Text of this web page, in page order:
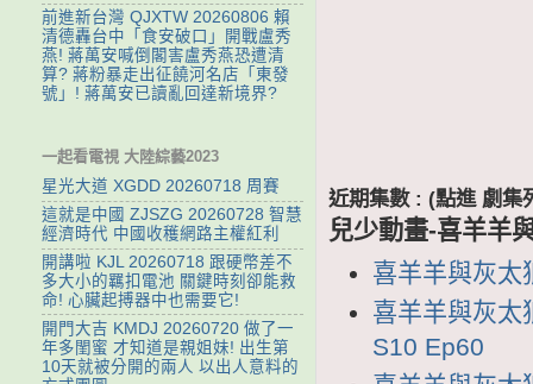
近期集數 : (點進 劇集
兒少動畫-喜羊羊
喜羊羊與灰太
喜羊羊與灰太
S10 Ep60
前進新台灣 QJXTW 20260806 賴
清德轟台中「食安破口」開戰盧秀
燕! 蔣萬安喊倒閣害盧秀燕恐遭清
算? 蔣粉暴走出征饒河名店「東發
號」! 蔣萬安已讀亂回達新境界?
一起看電視 大陸綜藝2023
星光大道 XGDD 20260718 周賽
這就是中國 ZJSZG 20260728 智慧
經濟時代 中國收穫網路主權紅利
開講啦 KJL 20260718 跟硬幣差不
多大小的羈扣電池 關鍵時刻卻能救
命! 心臟起搏器中也需要它!
開門大吉 KMDJ 20260720 做了一
年多閨蜜 才知道是親姐妹! 出生第
10天就被分開的兩人 以出人意料的